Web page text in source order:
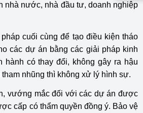
nhà nước, nhà đầu tư, doanh nghiệp
cuối cùng để tạo điều kiện tháo
các dự án bằng các giải pháp kinh
hành có thay đổi, không gây ra hậu
nhũng thì không xử lý hình sự.
vướng mắc đối với các dự án được
cấp có thẩm quyền đồng ý. Bảo vệ